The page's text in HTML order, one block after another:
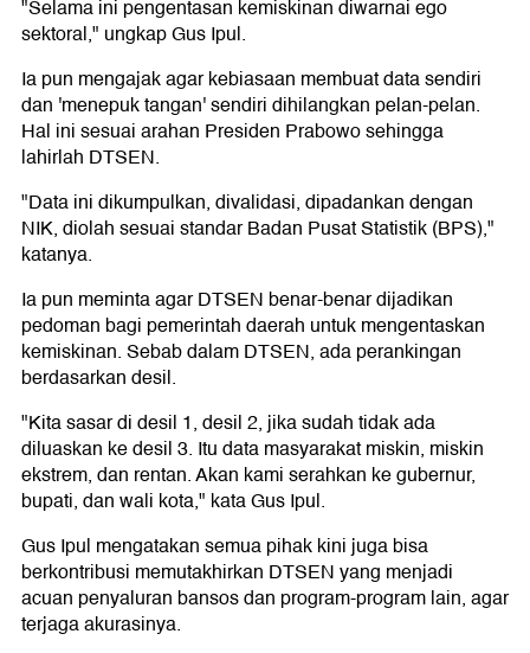
"Selama ini pengentasan kemiskinan diwarnai ego
sektoral," ungkap Gus Ipul.
Ia pun mengajak agar kebiasaan membuat data sendiri
dan 'menepuk tangan' sendiri dihilangkan pelan-pelan.
Hal ini sesuai arahan Presiden Prabowo sehingga
lahirlah DTSEN.
"Data ini dikumpulkan, divalidasi, dipadankan dengan
NIK, diolah sesuai standar Badan Pusat Statistik (BPS),"
katanya.
Ia pun meminta agar DTSEN benar-benar dijadikan
pedoman bagi pemerintah daerah untuk mengentaskan
kemiskinan. Sebab dalam DTSEN, ada perankingan
berdasarkan desil.
"Kita sasar di desil 1, desil 2, jika sudah tidak ada
diluaskan ke desil 3. Itu data masyarakat miskin, miskin
ekstrem, dan rentan. Akan kami serahkan ke gubernur,
bupati, dan wali kota," kata Gus Ipul.
Gus Ipul mengatakan semua pihak kini juga bisa
berkontribusi memutakhirkan DTSEN yang menjadi
acuan penyaluran bansos dan program-program lain, agar
terjaga akurasinya.